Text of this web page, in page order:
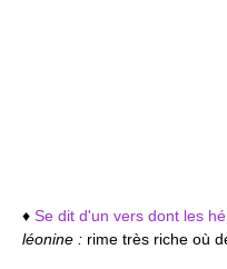
♦ Se dit d'un vers dont les
léonine : rime très riche où